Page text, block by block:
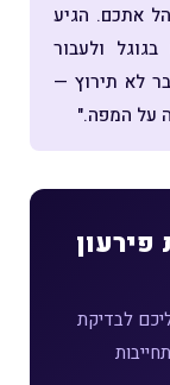
אתכם. הגיע
ולעבור
לא תירוץ —
על המפה."
לבדיקת